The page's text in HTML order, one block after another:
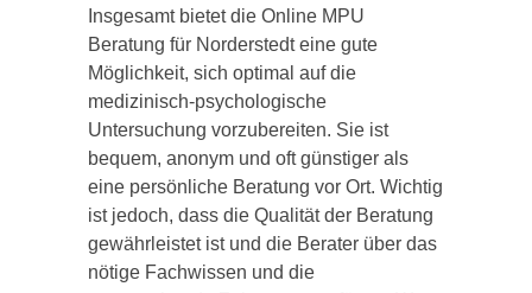
Insgesamt bietet die Online MPU
Beratung für Norderstedt eine gute
Möglichkeit, sich optimal auf die
medizinisch-psychologische
Untersuchung vorzubereiten. Sie ist
bequem, anonym und oft günstiger als
eine persönliche Beratung vor Ort. Wichtig
ist jedoch, dass die Qualität der Beratung
gewährleistet ist und die Berater über das
nötige Fachwissen und die